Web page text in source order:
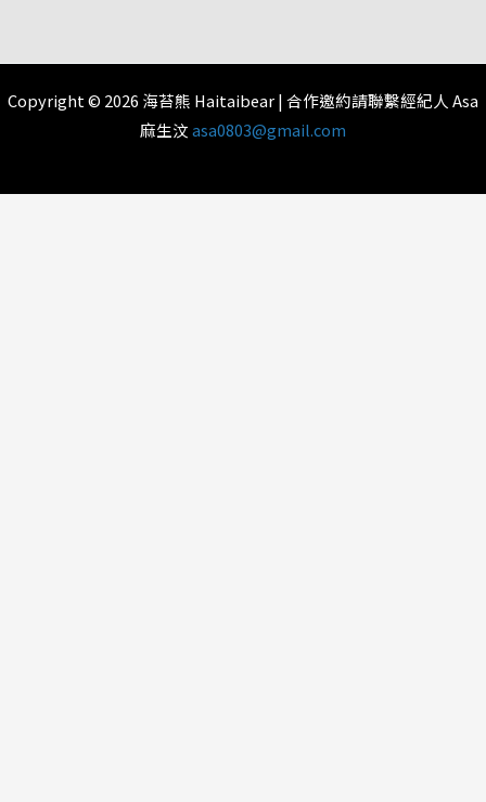
Copyright © 2026 海苔熊 Haitaibear | 合作邀約請聯繫經紀人 Asa
麻生汶asa0803@gmail.com